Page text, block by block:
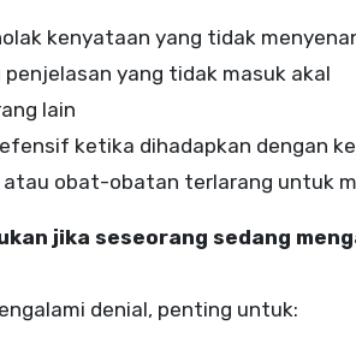
kenyataan yang tidak
yang tidak masuk akal
lain
ketika dihadapkan dengan
atau obat-obatan terlarang untuk
jika seseorang sedang
denial, penting untuk: